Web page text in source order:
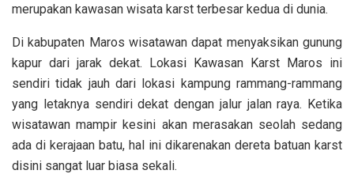
merupakan kawasan wisata karst terbesar kedua di dunia.
Di kabupaten Maros wisatawan dapat menyaksikan gunung
kapur dari jarak dekat. Lokasi Kawasan Karst Maros ini
sendiri tidak jauh dari lokasi kampung rammang-rammang
yang letaknya sendiri dekat dengan jalur jalan raya. Ketika
wisatawan mampir kesini akan merasakan seolah sedang
ada di kerajaan batu, hal ini dikarenakan dereta batuan karst
disini sangat luar biasa sekali.